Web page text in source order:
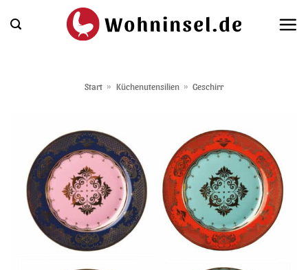
Inhalt
Start » Küchenutensilien » Geschirr